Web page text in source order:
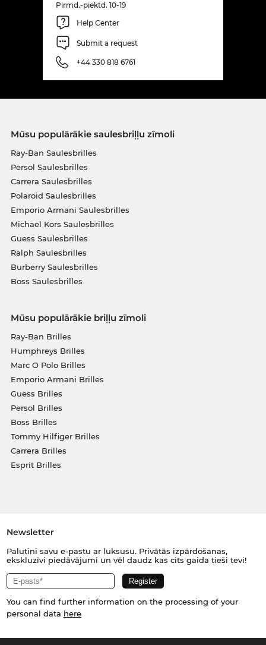
Pirmd.-piektd. 10-19
Help Center
Submit a request
+44 330 818 6761
Mūsu populārākie saulesbriļļu zīmoli
Ray-Ban Saulesbrilles
Persol Saulesbrilles
Carrera Saulesbrilles
Polaroid Saulesbrilles
Emporio Armani Saulesbrilles
Michael Kors Saulesbrilles
Guess Saulesbrilles
Ralph Saulesbrilles
Burberry Saulesbrilles
Boss Saulesbrilles
Mūsu populārākie briļļu zīmoli
Ray-Ban Brilles
Humphreys Brilles
Marc O Polo Brilles
Emporio Armani Brilles
Guess Brilles
Persol Brilles
Boss Brilles
Tommy Hilfiger Brilles
Carrera Brilles
Esprit Brilles
Newsletter
Palutini savu e-pastu ar luksusu. Privātās izpārdošanas,
ekskluzīvi piedāvājumi un vēl daudz kas cits gaida tieši tevi!
You can find further information on the processing of your
personal data here